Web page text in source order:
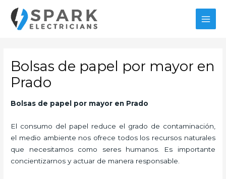
contenido
Bolsas de papel por mayor en
Prado
Bolsas de papel por mayor en Prado
El consumo del papel reduce el grado de contaminación,
el medio ambiente nos ofrece todos los recursos naturales
que necesitamos como seres humanos. Es importante
concientizarnos y actuar de manera responsable.